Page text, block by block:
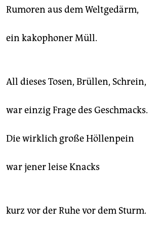
Rumoren aus dem Weltgedärm,
ein kakophoner Müll.
All dieses Tosen, Brüllen, Schrein,
war einzig Frage des Geschmacks.
Die wirklich große Höllenpein
war jener leise Knacks
kurz vor der Ruhe vor dem Sturm.